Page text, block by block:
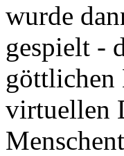
wurde
gespielt -
göttlichen
virtuellen